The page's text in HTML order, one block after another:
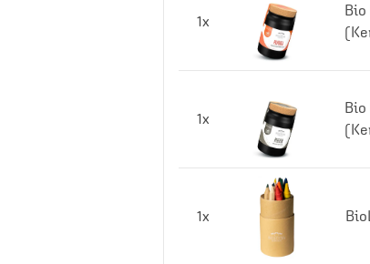
1x
Bio
1x
Bio
1x